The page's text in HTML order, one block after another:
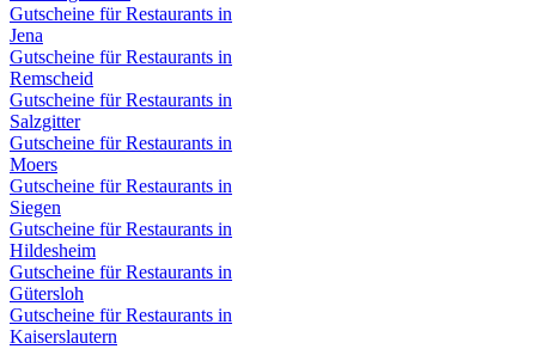
Gutscheine für Restaurants in
Jena
Gutscheine für Restaurants in
Remscheid
Gutscheine für Restaurants in
Salzgitter
Gutscheine für Restaurants in
Moers
Gutscheine für Restaurants in
Siegen
Gutscheine für Restaurants in
Hildesheim
Gutscheine für Restaurants in
Gütersloh
Gutscheine für Restaurants in
Kaiserslautern